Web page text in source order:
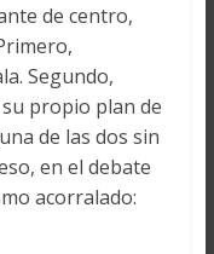
de centro,
Segundo,
propio plan de
de las dos sin
en el debate
acorralado: